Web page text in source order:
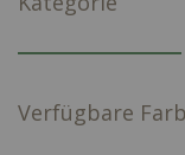
Verfügbare